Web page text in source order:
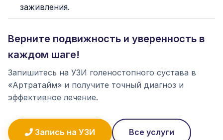
заживления.
Верните подвижность и уверенность в
каждом шаге!
Запишитесь на УЗИ голеностопного сустава в
«Артратайм» и получите точный диагноз и
эффективное лечение.
Запись на УЗИ Все услуги